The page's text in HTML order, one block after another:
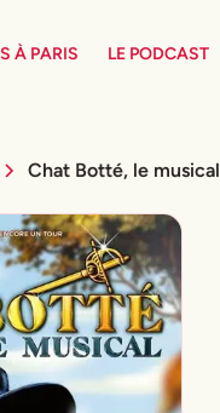
À PARIS LE PODCAST
Chat Botté, le musical